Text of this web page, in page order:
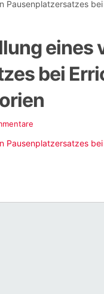
Pausenplatzersatzes
eines
bei
Pausenplatzersatzes